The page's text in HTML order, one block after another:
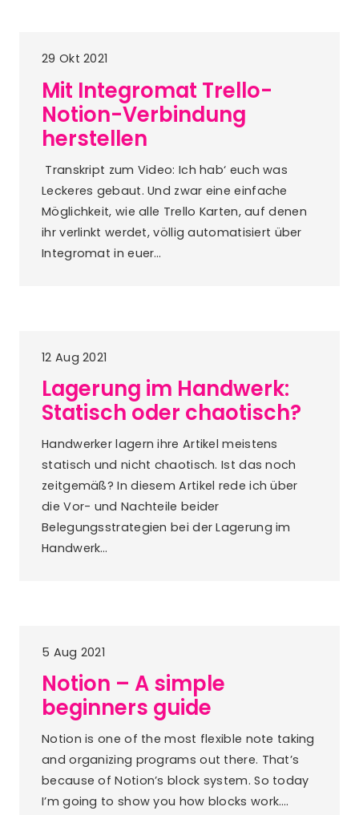
29 Okt 2021
Mit Integromat Trello-
Notion-Verbindung
herstellen
Transkript zum Video: Ich hab‘ euch was
Leckeres gebaut. Und zwar eine einfache
Möglichkeit, wie alle Trello Karten, auf denen
ihr verlinkt werdet, völlig automatisiert über
Integromat in euer…
12 Aug 2021
Lagerung im Handwerk:
Statisch oder chaotisch?
Handwerker lagern ihre Artikel meistens
statisch und nicht chaotisch. Ist das noch
zeitgemäß? In diesem Artikel rede ich über
die Vor- und Nachteile beider
Belegungsstrategien bei der Lagerung im
Handwerk…
5 Aug 2021
Notion – A simple
beginners guide
Notion is one of the most flexible note taking
and organizing programs out there. That’s
because of Notion’s block system. So today
I’m going to show you how blocks work.…